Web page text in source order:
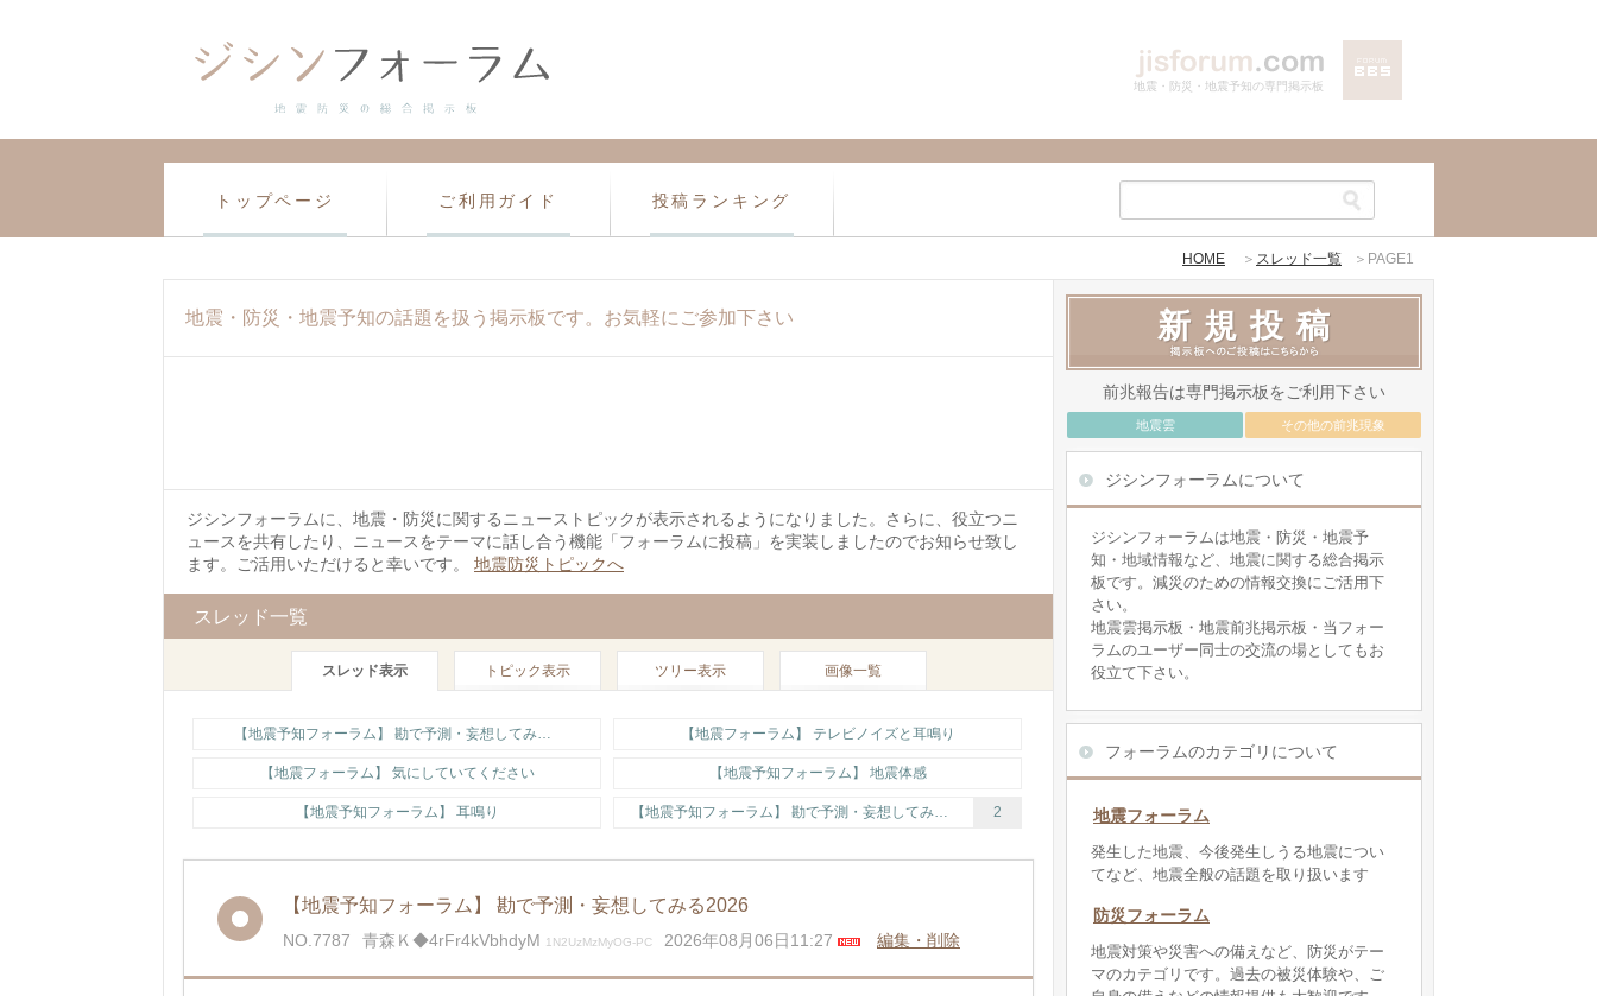
地震・防災・地震予知の専門掲示板
トップページ ご利用ガイド 投稿ランキング
HOME ＞ スレッド一覧 ＞PAGE1
地震・防災・地震予知の話題を扱う掲示板です。お気軽にご参加下さい
ジシンフォーラムに、地震・防災に関するニューストピックが表示されるようになりました。さらに、役立つニ
ュースを共有したり、ニュースをテーマに話し合う機能「フォーラムに投稿」を実装しましたのでお知らせ致し
ます。ご活用いただけると幸いです。 地震防災トピックへ
スレッド一覧
スレッド表示 トピック表示 ツリー表示 画像一覧
【地震予知フォーラム】 勘で予測・妄想してみる2026 【地震フォーラム】 テレビノイズと耳鳴り
【地震フォーラム】 気にしていてください 【地震予知フォーラム】 地震体感
【地震予知フォーラム】 耳鳴り 【地震予知フォーラム】 勘で予測・妄想してみる2026 2
【地震予知フォーラム】 勘で予測・妄想してみる2026
NO.7787 青森Ｋ◆4rFr4kVbhdyM 1N2UzMzMyOG-PC 2026年08月06日11:27 編集・削除
新規投稿
前兆報告は専門掲示板をご利用下さい
地震雲 その他の前兆現象
ジシンフォーラムについて
ジシンフォーラムは地震・防災・地震予
知・地域情報など、地震に関する総合掲示
板です。減災のための情報交換にご活用下
さい。
地震雲掲示板・地震前兆掲示板・当フォー
ラムのユーザー同士の交流の場としてもお
役立て下さい。
フォーラムのカテゴリについて
地震フォーラム
発生した地震、今後発生しうる地震につい
てなど、地震全般の話題を取り扱います
防災フォーラム
地震対策や災害への備えなど、防災がテー
マのカテゴリです。過去の被災体験や、ご